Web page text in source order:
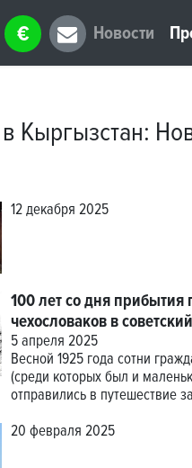
€ Новости
Кыргызстан:
12 декабря 2025
100 лет со дня прибытия
чехословаков в
5 апреля 2025
Весной 1925 года сотни
(среди которых был и
отправились в путешествие
20 февраля 2025